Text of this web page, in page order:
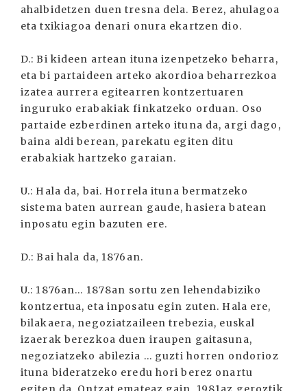
ahalbidetzen duen tresna dela. Berez, ahulagoa
eta txikiagoa denari onura ekartzen dio.
D.: Bi kideen artean ituna izenpetzeko beharra,
eta bi partaideen arteko akordioa beharrezkoa
izatea aurrera egitearren kontzertuaren
inguruko erabakiak finkatzeko orduan. Oso
partaide ezberdinen arteko ituna da, argi dago,
baina aldi berean, parekatu egiten ditu
erabakiak hartzeko garaian.
U.: Hala da, bai. Horrela ituna bermatzeko
sistema baten aurrean gaude, hasiera batean
inposatu egin bazuten ere.
D.: Bai hala da, 1876an.
U.: 1876an... 1878an sortu zen lehendabiziko
kontzertua, eta inposatu egin zuten. Hala ere,
bilakaera, negoziatzaileen trebezia, euskal
izaerak berezkoa duen iraupen gaitasuna,
negoziatzeko abilezia ... guzti horren ondorioz
ituna bideratzeko eredu hori berez onartu